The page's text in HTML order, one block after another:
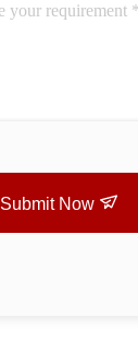
Submit Now